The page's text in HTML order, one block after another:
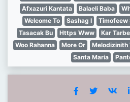
Afxazuri Kantata
Balaeli Baba
Welcome To
Sashag I Timofeew
Tasacak Bu
Https Www Kar
Woo Rahanna
More Or Melodizinith
Santa Maria